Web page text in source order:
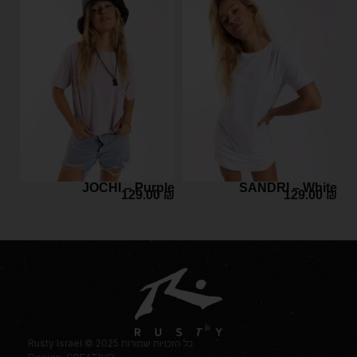
JOCHI – Purple
129.00₪
SANDRI – White
129.00 ₪
Rusty Israel © 2025 כל הזכויות שמורות